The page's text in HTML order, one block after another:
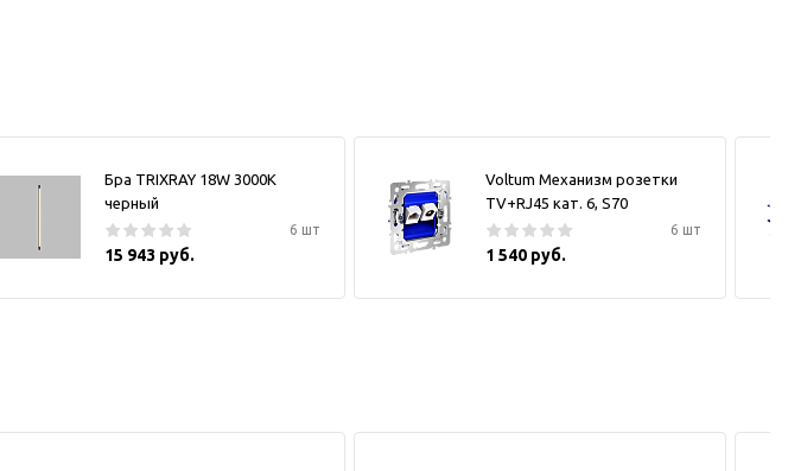
Бра TRIXRAY 18W 3000К
черный
6 шт
15 943 руб.
Voltum Механизм розетки
TV+RJ45 кат. 6, S70
6 шт
1 540 руб.